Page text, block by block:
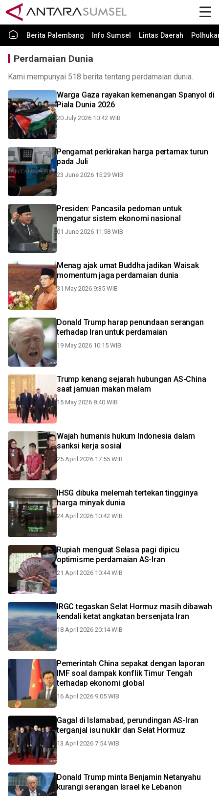
Berita Palembang Info Sumsel Lintas Daerah
Perdamaian Dunia
Kami mempunyai 518 berita tentang perdamaian dunia.
Warga Gaza rayakan kemenangan Spanyol di
Piala Dunia 2026
20 July 2026 10:42 WIB
Pengamat perkirakan harga pertamax turun
pada Juli
23 June 2026 15:29 WIB
Presiden: Pancasila pedoman untuk
mengatur sistem ekonomi nasional
01 June 2026 11:58 WIB
Menag ajak umat Buddha jadikan Waisak
momentum jaga perdamaian dunia
31 May 2026 9:35 WIB
Donald Trump harap penundaan serangan
terhadap Iran untuk perdamaian
19 May 2026 10:15 WIB
Trump kenang sejarah hubungan AS-China
saat jamuan makan malam
15 May 2026 8:40 WIB
Wajah humanis hukum Indonesia dalam
sanksi kerja sosial
25 April 2026 17:55 WIB
IHSG dibuka melemah tertekan tingginya
harga minyak dunia
24 April 2026 10:42 WIB
Rupiah menguat Selasa pagi dipicu
optimisme perdamaian AS-Iran
21 April 2026 10:44 WIB
IRGC tegaskan Selat Hormuz masih dibawah
kendali ketat angkatan bersenjata Iran
18 April 2026 20:14 WIB
Pemerintah China sepakat dengan laporan
IMF soal dampak konflik Timur Tengah
terhadap ekonomi global
16 April 2026 9:05 WIB
Gagal di Islamabad, perundingan AS-Iran
terganjal isu nuklir dan Selat Hormuz
13 April 2026 7:54 WIB
Donald Trump minta Benjamin Netanyahu
kurangi serangan Israel ke Lebanon